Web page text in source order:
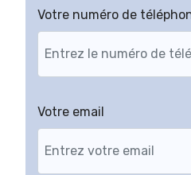
Votre numéro de
Votre email